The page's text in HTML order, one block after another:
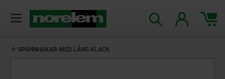
SPÄNNHAKAR MED LÅNG KLACK